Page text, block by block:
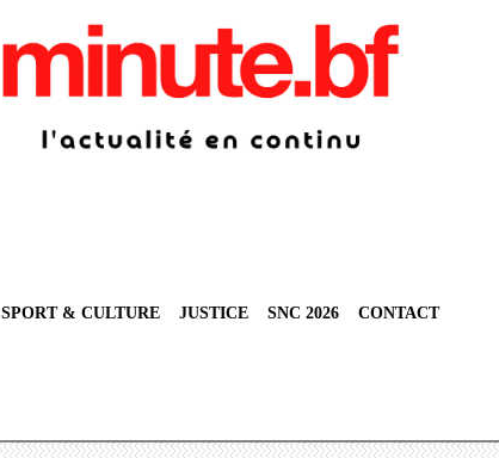
SPORT & CULTURE JUSTICE SNC 2026 CONTACT